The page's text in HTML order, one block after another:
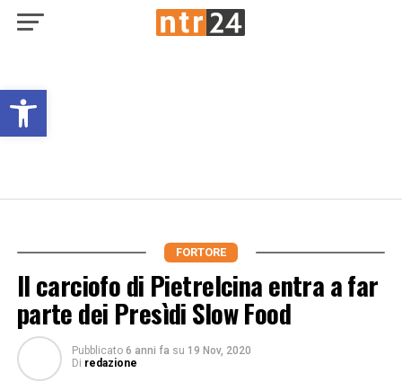
Open toolbar
FORTORE
Il carciofo di Pietrelcina entra a far
parte dei Presìdi Slow Food
Pubblicato 6 anni fa su 19 Nov, 2020
Di redazione